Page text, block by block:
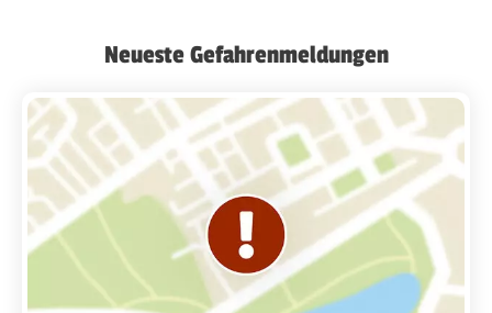
Neueste Gefahrenmeldungen